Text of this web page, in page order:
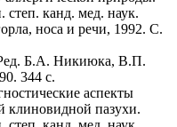
степ. канд. мед. наук.
носа и речи, 1992. C.
Б.А. Никиюка, В.П.
344 с.
аспекты
клиновидной пазухи.